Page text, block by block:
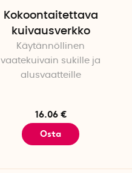
Kokoontaitettava
kuivausverkko
Käytännöllinen
vaatekuivain sukille ja
alusvaatteille
16.06 €
Osta